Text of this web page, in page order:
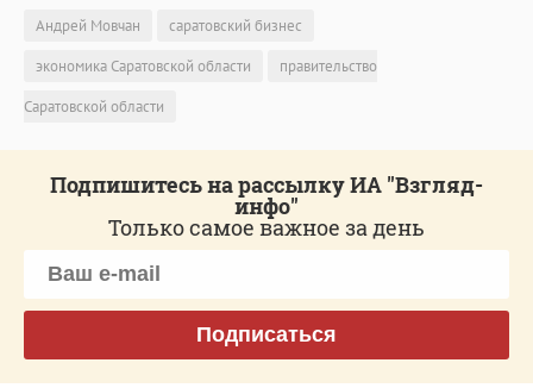
Андрей Мовчан
саратовский бизнес
экономика Саратовской области
правительство
Саратовской области
Подпишитесь на рассылку ИА "Взгляд-
инфо"
Только самое важное за день
Подписаться